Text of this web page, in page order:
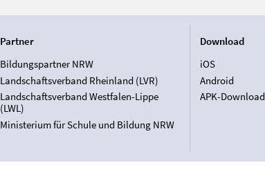
Partner
Bildungspartner NRW
Landschaftsverband Rheinland (LVR)
Landschaftsverband Westfalen-Lippe
(LWL)
Ministerium für Schule und Bildung NRW
Download
iOS
Android
APK-Download